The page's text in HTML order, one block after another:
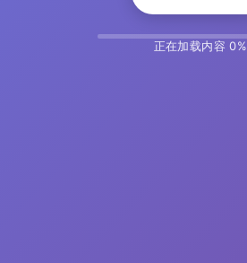
正在加载内容 5%